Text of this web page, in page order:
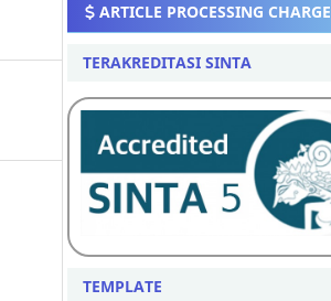
ARTICLE PROCESSING CHARGE
TERAKREDITASI SINTA
TEMPLATE